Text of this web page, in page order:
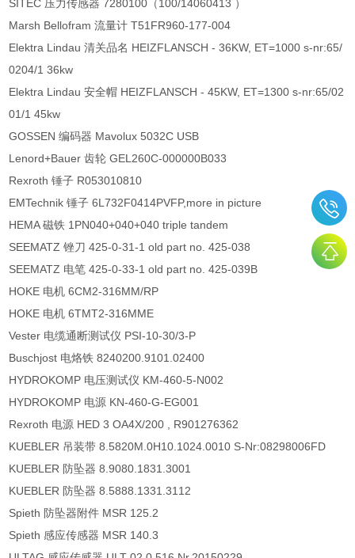
SITEC 压力传感器 7280100（100/14060413 ）
Marsh Bellofram 流量计 T51FR960-177-004
Elektra Lindau 清关品名 HEIZFLANSCH - 36KW, ET=1000 s-nr:65/
0204/1 36kw
Elektra Lindau 安全帽 HEIZFLANSCH - 45KW, ET=1300 s-nr:65/02
01/1 45kw
GOSSEN 编码器 Mavolux 5032C USB
Lenord+Bauer 齿轮 GEL260C-000000B033
Rexroth 锤子 R053010810
EMTechnik 锤子 6L732F0414PVFP,more in picture
HEMA 磁铁 1PN040+040+040 triple tandem
SEEMATZ 锉刀 425-0-31-1 old part no. 425-038
SEEMATZ 电笔 425-0-33-1 old part no. 425-039B
HOKE 电机 6CM2-316MM/RP
HOKE 电机 6TMT2-316MME
Vester 电缆通断测试仪 PSI-10-30/3-P
Buschjost 电烙铁 8240200.9101.02400
HYDROKOMP 电压测试仪 KM-460-5-N002
HYDROKOMP 电源 KN-460-G-EG001
Rexroth 电源 HED 3 OA4X/200 , R901276362
KUEBLER 吊装带 8.5820M.0H10.1024.0010 S-Nr:08298006FD
KUEBLER 防坠器 8.9080.1831.3001
KUEBLER 防坠器 8.5888.1331.3112
Spieth 防坠器附件 MSR 125.2
Spieth 感应传感器 MSR 140.3